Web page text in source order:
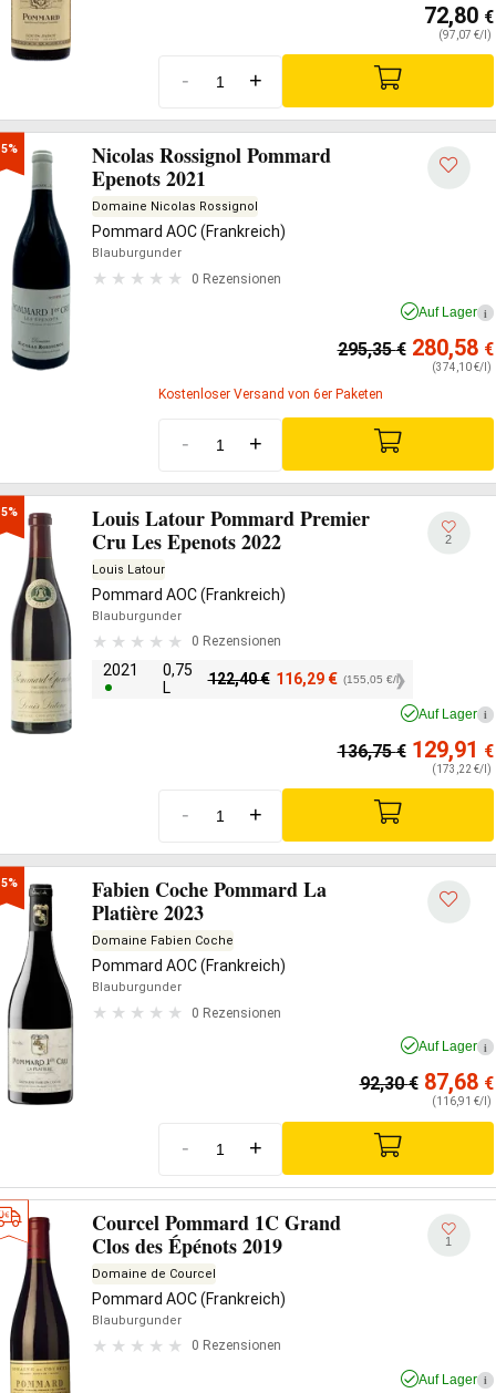
72,80 €
(97,07 €/l)
- +
Nicolas Rossignol Pommard
Epenots 2021
Domaine Nicolas Rossignol
Pommard AOC (Frankreich)
Blauburgunder
0 Rezensionen
Auf Lager i
295,35€ 280,58 €
(374,10 €/l)
Kostenloser Versand von 6er Paketen
- +
Louis Latour Pommard Premier
Cru Les Epenots 2022
Louis Latour
Pommard AOC (Frankreich)
Blauburgunder
0 Rezensionen
2021
0,75
L
122,40€ 116,29 € (155,05 €/l)
2
Auf Lager i
136,75€ 129,91 €
(173,22 €/l)
- +
Fabien Coche Pommard La
Platière 2023
Domaine Fabien Coche
Pommard AOC (Frankreich)
Blauburgunder
0 Rezensionen
Auf Lager i
92,30€ 87,68 €
(116,91 €/l)
- +
Courcel Pommard 1C Grand
Clos des Épénots 2019
Domaine de Courcel
Pommard AOC (Frankreich)
Blauburgunder
0 Rezensionen
1
Auf Lager i